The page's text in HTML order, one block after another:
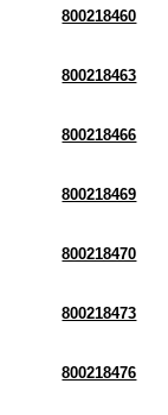
800218460
800218463
800218466
800218469
800218470
800218473
800218476